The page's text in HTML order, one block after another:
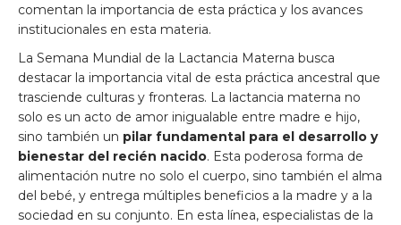
comentan la importancia de esta práctica y los avances
institucionales en esta materia.
La Semana Mundial de la Lactancia Materna busca
destacar la importancia vital de esta práctica ancestral que
trasciende culturas y fronteras. La lactancia materna no
solo es un acto de amor inigualable entre madre e hijo,
sino también un pilar fundamental para el desarrollo y
bienestar del recién nacido. Esta poderosa forma de
alimentación nutre no solo el cuerpo, sino también el alma
del bebé, y entrega múltiples beneficios a la madre y a la
sociedad en su conjunto. En esta línea, especialistas de la